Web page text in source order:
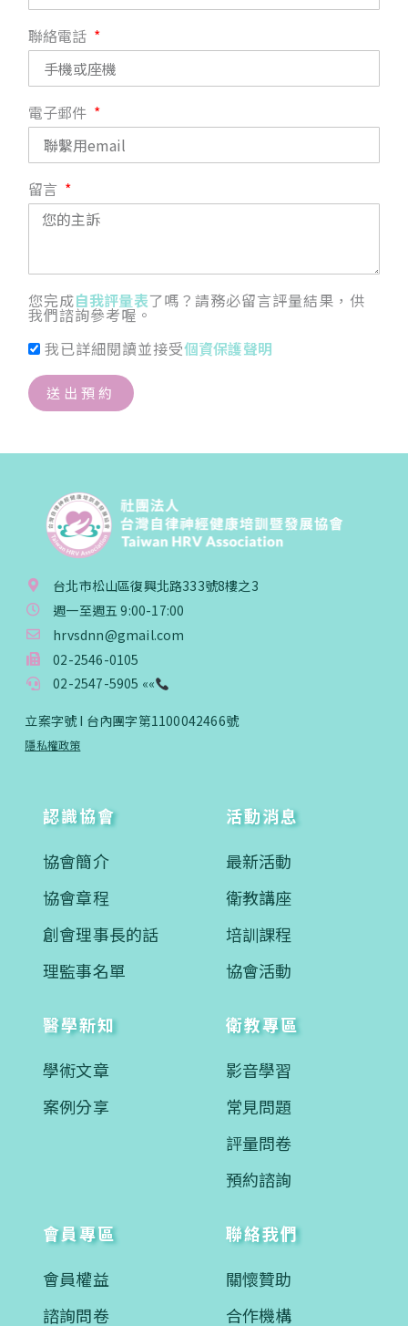
聯絡電話
電子郵件
留言
您完成自我評量表了嗎？請務必留言評量結果，供
我們諮詢參考喔。
我已詳細閱讀並接受個資保護聲明
送出預約
台北市松山區復興北路333號8樓之3
週一至週五 9:00-17:00
hrvsdnn@gmail.com
02-2546-0105
02-2547-5905 ««
立案字號 I 台內團字第1100042466號
隱私權政策
認識協會
協會簡介
協會章程
創會理事長的話
理監事名單
活動消息
最新活動
衛教講座
培訓課程
協會活動
醫學新知
學術文章
案例分享
衛教專區
影音學習
常見問題
評量問卷
預約諮詢
會員專區
會員權益
諮詢問卷
聯絡我們
關懷贊助
合作機構